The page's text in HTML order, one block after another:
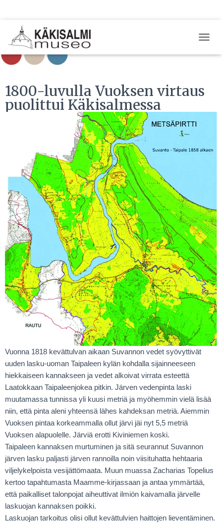
O
E
A
A
1800-luvulla Vuoksen virtaus
puolittui Käkisalmessa
Vuonna 1818 kevättulvan aikaan Suvannon vedet syövyttivät
uuden lasku-uoman Taipaleen kylän kohdalla sijainneeseen
hiekkaiseen kannakseen ja vedet alkoivat virrata esteettä
Laatokkaan Taipaleenjokea pitkin. Järven vedenpinta laski
muutamassa tunnissa yli kuusi metriä ja myöhemmin vielä lisää
niin, että pinta aleni yhteensä lähes kahdeksan metriä. Aiemmin
Vuoksen pintaa korkeammalla ollut järvi jäi nyt 5,5 metriä
Vuoksen alapuolelle. Järviä erotti Kiviniemen koski.
Taipaleen kannaksen murtuminen ja sitä seurannut Suvannon
järven lasku paljasti järven rannoilla noin viisituhatta hehtaaria
viljelykelpoista vesijättömaata. Muun muassa Zacharias Topelius
kertoo tapahtumasta Maamme-kirjassaan ja antaa ymmärtää,
että paikalliset talonpojat aiheuttivat ilmiön kaivamalla järvelle
laskuojan kannaksen poikki.
Laskuojan tarkoitus olisi ollut kevättulvien haittojen lieventäminen.